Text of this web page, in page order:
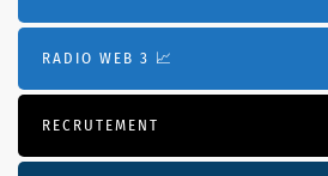
RADIO WEB 3 📈
RECRUTEMENT